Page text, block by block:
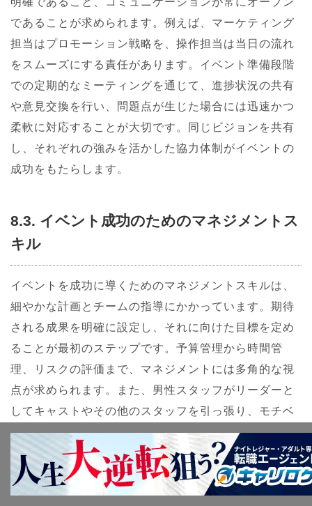
であることが求められます。例えば、マーケティング
担当はプロモーション戦略を、操作担当は当日の流れ
をスムーズにする責任があります。イベント準備段階
での定期的なミーティングを通じて、進捗状況の共有
や意見交換を行い、問題点が生じた場合には迅速かつ
柔軟に対応することが大切です。同じビジョンを共有
し、それぞれの強みを活かした協力体制がイベントの
成功をもたらします。
8.3. イベント成功のためのマネジメントス
キル
イベントを成功に導くためのマネジメントスキルは、
細やかな計画とチームの指導にかかっています。期待
される成果を明確に設定し、それに向けた目標を定め
ることが最初のステップです。予算管理から時間管
理、リスクの評価まで、マネジメントには多角的な視
点が求められます。また、男性スタッフがリーダーと
してキャストやその他のスタッフを引っ張り、モチベ
ートする能力も重要となります。トラブルが発生した
場合も、冷静に、かつ迅速に対処できる力が必要で
す。適切なマネジメントスキルがイベントを円滑に進
める鍵を握り、最終的な成果に大きく寄与します。